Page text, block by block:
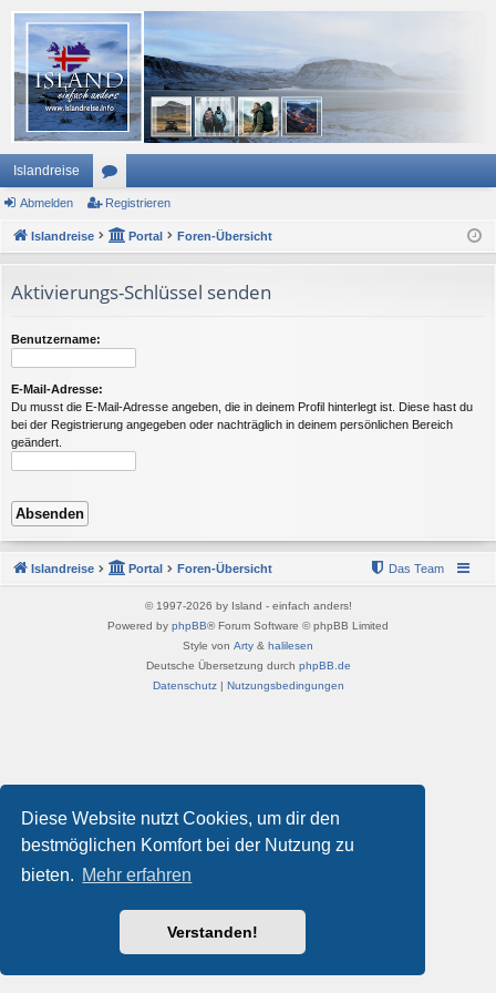
Diese Website nutzt Cookies, um dir den
bestmöglichen Komfort bei der Nutzung zu
bieten. Mehr erfahren
Verstanden!
Islandreise
or
en
Abmelden Registrieren
Islandreise Portal Foren-Übersicht
Aktivierungs-Schlüssel senden
Benutzername:
E-Mail-Adresse:
Du musst die E-Mail-Adresse angeben, die in deinem Profil hinterlegt ist. Diese hast du
bei der Registrierung angegeben oder nachträglich in deinem persönlichen Bereich
geändert.
Islandreise Portal Foren-Übersicht Das Team
© 1997-2026 by Island - einfach anders!
Powered by phpBB® Forum Software © phpBB Limited
Style von Arty & halilesen
Deutsche Übersetzung durch phpBB.de
Datenschutz| Nutzungsbedingungen